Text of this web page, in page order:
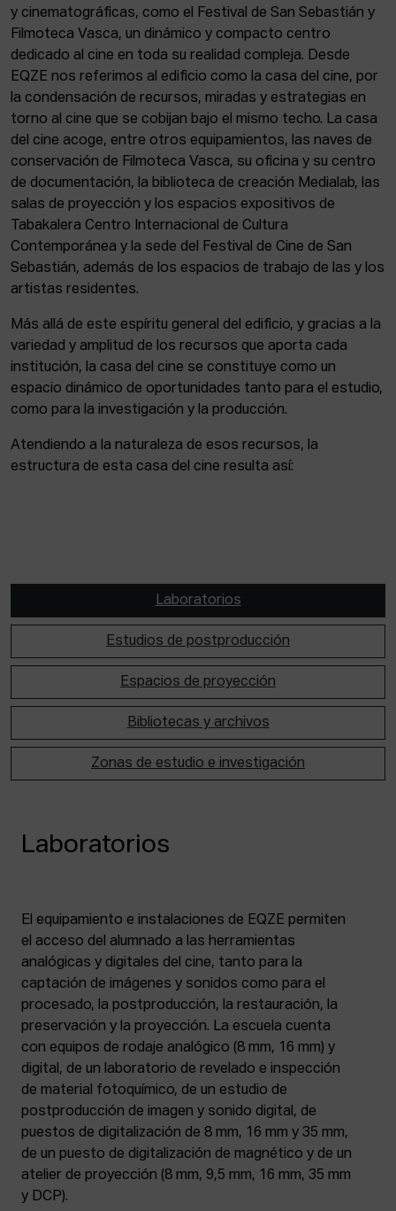
y cinematográficas, como el Festival de San Sebastián y
Filmoteca Vasca, un dinámico y compacto centro
dedicado al cine en toda su realidad compleja. Desde
EQZE nos referimos al edificio como la casa del cine, por
la condensación de recursos, miradas y estrategias en
torno al cine que se cobijan bajo el mismo techo. La casa
del cine acoge, entre otros equipamientos, las naves de
conservación de Filmoteca Vasca, su oficina y su centro
de documentación, la biblioteca de creación Medialab, las
salas de proyección y los espacios expositivos de
Tabakalera Centro Internacional de Cultura
Contemporánea y la sede del Festival de Cine de San
Sebastián, además de los espacios de trabajo de las y los
artistas residentes.
Más allá de este espíritu general del edificio, y gracias a la
variedad y amplitud de los recursos que aporta cada
institución, la casa del cine se constituye como un
espacio dinámico de oportunidades tanto para el estudio,
como para la investigación y la producción.
Atendiendo a la naturaleza de esos recursos, la
estructura de esta casa del cine resulta así:
Laboratorios
Estudios de postproducción
Espacios de proyección
Bibliotecas y archivos
Zonas de estudio e investigación
Laboratorios
El equipamiento e instalaciones de EQZE permiten
el acceso del alumnado a las herramientas
analógicas y digitales del cine, tanto para la
captación de imágenes y sonidos como para el
procesado, la postproducción, la restauración, la
preservación y la proyección. La escuela cuenta
con equipos de rodaje analógico (8 mm, 16 mm) y
digital, de un laboratorio de revelado e inspección
de material fotoquímico, de un estudio de
postproducción de imagen y sonido digital, de
puestos de digitalización de 8 mm, 16 mm y 35 mm,
de un puesto de digitalización de magnético y de un
atelier de proyección (8 mm, 9,5 mm, 16 mm, 35 mm
y DCP).